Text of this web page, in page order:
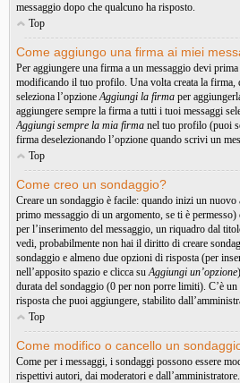
messaggio dopo che qualcuno ha risposto.
Top
Come aggiungo una firma ai miei
Per aggiungere una firma a un messaggio devi
modificando il tuo profilo. Una volta creata la firma,
seleziona l’opzioneAggiungi la firma per
aggiungere sempre la firma a tutti i tuoi messaggi
Aggiungi sempre la mia firma nel tuo profilo (puoi
firma deselezionando l’opzione quando scrivi un
Top
Come creo un sondaggio?
Creare un sondaggio è facile: quando inizi un
primo messaggio di un argomento, se ti è
per l’inserimento del messaggio, un riquadro dal
vedi, probabilmente non hai il diritto di creare
sondaggio e almeno due opzioni di risposta (per
nell’apposito spazio e clicca suAggiungi un’opzione
durata del sondaggio (0 per non porre limiti). C’è
risposta che puoi aggiungere, stabilito
Top
Come modifico o cancello un
Come per i messaggi, i sondaggi possono essere
rispettivi autori, dai moderatori e